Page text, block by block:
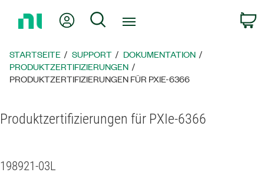
zur
Mein KontoSuche
STARTSEITE SUPPORT
DOKUMENTATION
PRODUKTZERTIFIZIERUNGEN
PRODUKTZERTIFIZIERUNGEN FÜR PXIE-6366
Produktzertifizierungen für PXIe-6366
198921-03L